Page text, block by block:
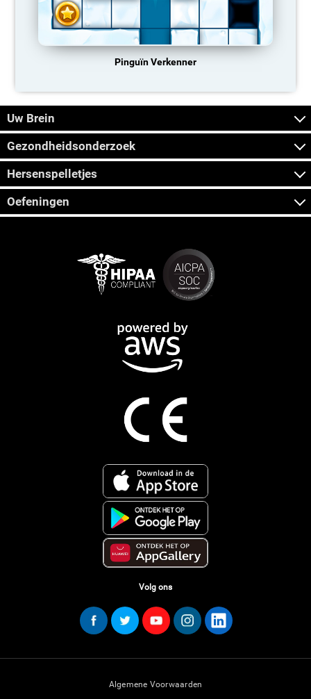
Pinguïn Verkenner
Uw Brein
Gezondheidsonderzoek
Hersenspelletjes
Oefeningen
Volg ons
Algemene Voorwaarden